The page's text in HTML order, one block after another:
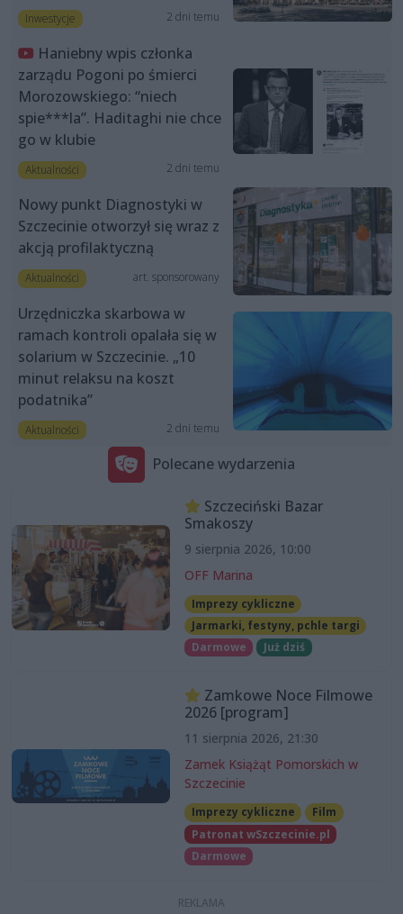
Inwestycje 2 dni temu
Haniebny wpis członka
zarządu Pogoni po śmierci
Morozowskiego: “niech
spie***la”. Haditaghi nie chce
go w klubie
Aktualności 2 dni temu
Nowy punkt Diagnostyki w
Szczecinie otworzył się wraz z
akcją profilaktyczną
Aktualności art. sponsorowany
Urzędniczka skarbowa w
ramach kontroli opalała się w
solarium w Szczecinie. „10
minut relaksu na koszt
podatnika”
Aktualności 2 dni temu
Polecane wydarzenia
Szczeciński Bazar
Smakoszy
9 sierpnia 2026, 10:00
OFF Marina
Imprezy cykliczne
Jarmarki, festyny, pchle targi
Darmowe
Już dziś
Zamkowe Noce Filmowe
2026 [program]
11 sierpnia 2026, 21:30
Zamek Książąt Pomorskich w
Szczecinie
Imprezy cykliczne
Film
Patronat wSzczecinie.pl
Darmowe